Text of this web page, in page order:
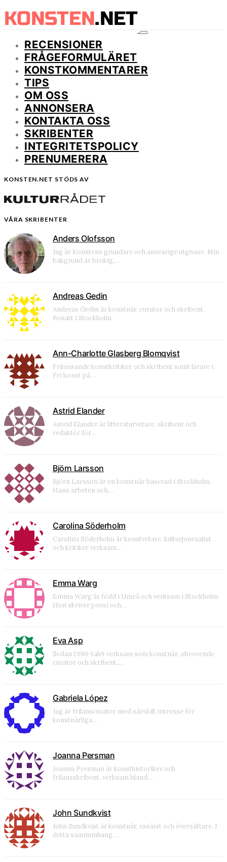
RECENSIONER
FRÅGEFORMULÄRET
KONSTKOMMENTARER
TIPS
OM OSS
ANNONSERA
KONTAKTA OSS
SKRIBENTER
INTEGRITETSPOLICY
PRENUMERERA
KONSTEN.NET STÖDS AV
VÅRA SKRIBENTER
Anders Olofsson
Jag är Konstens grundare och ansvarige utgivare. Min
bakgrund är brokig,…
Andreas Gedin
Andreas Gedin är konstnär, curator och skribent.
Bosatt i Stockholm.
Ann-Charlotte Glasberg Blomqvist
Frilansande konstkritiker och skribent samt lärare i
Fri konst på…
Astrid Elander
Astrid Elander är litteraturvetare, skribent och
redaktör för…
Björn Larsson
Björn Larsson är en konstnär baserad i Stockholm.
Hans arbeten och…
Carolina Söderholm
Carolina Söderholm är konstvetare, kulturjournalist
och kritiker verksam…
Emma Warg
Emma Warg är född i Umeå och verksam i Stockholm.
Hon skriver poesi och…
Eva Asp
Sedan 1990-talet verksam som konstnär, oberoende
curator och skribent,…
Gabriela López
Jag är frilanscurator med särskilt intresse för
konstnärliga…
Joanna Persman
Joanna Persman är konsthistoriker och
frilansskribent, verksam bland…
John Sundkvist
John Sundkvist är konstnär, essäist och översättare. I
detta sammanhang…